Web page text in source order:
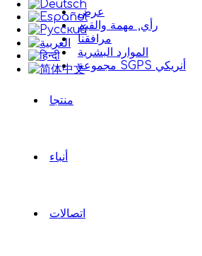
عرض
رأي, مهمة والقيم
مرافقنا
الموارد البشرية
مجموعة SGPS أنريكي
منتجا
أنباء
اتصالات